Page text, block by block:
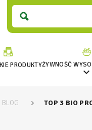
PRODUKTYŻYWNOŚĆ

BLOG TOP 3 BIO